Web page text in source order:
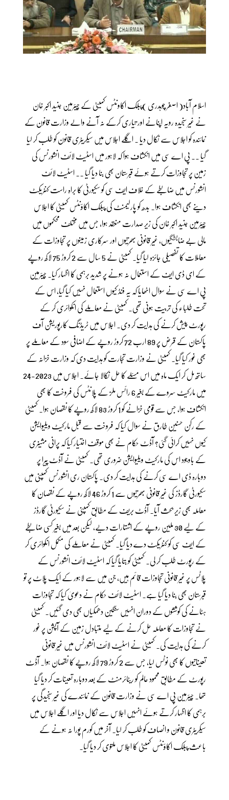
اسلام آباد( اصغر چوہدری )پبلک اکاونٹس کمیٹی کے چیئرمین جنید اکبر خان
نے غیر سنجیدہ رویہ اپنانے اور تیاری کرکے نہ آنے والے وزارت قانون کے
نمائندہ کو اجلاس سے نکال دیا ۔ اگلے اجلاس میں سیکریٹری قانون کو طلب کر لیا
گیا ۔۔ پی اے سی میں انکشاف ہوا کہ لاہور میں اسٹیٹ لائف انشورنس کی
زمین پر تجاوزات کرتے ہوئے قبرستان بھی بنا دیا گیا ۔۔ اسٹیٹ لائف
انشورنس میں ضابطے کے خلاف ایف سی کو سکیورٹی کا براہ راست کنٹریکٹ
دینے بھی انکشاف ہوا۔ بدھ کو پارلیمنٹ کی پبلک اکاؤنٹس کمیٹی کا اجلاس
چیئرمین جنید اکبر خان کی زیر صدارت منعقد ہوا، جس میں مختلف محکموں میں
مالی بے ضابطگیوں، غیر قانونی بھرتیوں اور سرکاری زمینوں پر تجاوزات کے
معاملات کا تفصیلی جائزہ لیا گیا۔ کمیٹی نے 5 سال سے 2 کروڑ 75 لاکھ روپے
کے ای ڈی ایف کے استعمال نہ ہونے پر شدید برہمی کا اظہار کیا۔ چیئرمین
پی اے سی نے سوال اٹھایا کہ یہ فنڈ کیوں استعمال نہیں کیا گیا، اس کے
تحت طلباء کی تربیت ہونی تھی۔ کمیٹی نے معاملے کی انکوائری کر کے
رپورٹ پیش کرنے کی ہدایت کر دی۔ اجلاس میں ٹریڈنگ کارپوریشن آف
پاکستان کے قرض پر 89 ارب 72 کروڑ روپے کے اضافی سود کے معاملے پر
بھی غور کیا گیا۔ کمیٹی نے وزارت تجارت کو ہدایت دی کہ وزارت خزانہ کے
ساتھ مل کر ایک ماہ میں اس مسئلے کا حل نکالا جائے۔ اجلاس میں 2023-24
میں مارکیٹ سروے کے بغیر 6 رائس ملز کے پلانٹس کی فروخت کا بھی
انکشاف ہوا، جس سے قومی خزانے کو 1 کروڑ 83 لاکھ روپے کا نقصان ہوا۔ کمیٹی
کے رکن حسنین طارق نے سوال کیا کہ فروخت سے قبل مارکیٹ ویلیوایشن
کیوں نہیں کرائی گئی؟ آڈٹ حکام نے بھی موقف اختیار کیا کہ پرانی مشینری
کے باوجود اس کی مارکیٹ ویلیوایشن ضروری تھی۔ کمیٹی نے آڈٹ پیرا پر
دوبارہ ڈی اے سی کرنے کی ہدایت کر دی۔ پاکستان ری انشورنس کمپنی میں
سکیورٹی گارڈز کی غیر قانونی بھرتیوں سے 1 کروڑ 46 لاکھ روپے کے نقصان کا
معاملہ بھی زیر بحث آیا۔ آڈٹ بریف کے مطابق کمپنی نے سکیورٹی گارڈز
کے لیے 30 ملین روپے کے اشتہارات دیے، لیکن بعد میں بغیر کسی ضابطے
کے ایف سی کو کنٹریکٹ دے دیا گیا۔ کمیٹی نے معاملے کی مکمل انکوائری کر
کے رپورٹ طلب کر لی۔ کمیٹی کو بتایا گیا کہ اسٹیٹ لائف انشورنس کے
پلاٹس پر غیر قانونی تجاوزات قائم ہیں، جن میں سے لاہور کے ایک پلاٹ پر تو
قبرستان بھی بنا دیا گیا ہے۔ اسٹیٹ لائف حکام نے دعویٰ کیا کہ تجاوزات
ہٹانے کی کوششوں کے دوران انہیں سنگین دھمکیاں بھی دی گئیں۔ کمیٹی
نے تجاوزات کا معاملہ حل کرنے کے لیے متبادل زمین کے آپشن پر غور
کرنے کی ہدایت کی۔ کمیٹی نے اسٹیٹ لائف انشورنس میں غیر قانونی
تعیناتیوں کا بھی نوٹس لیا، جس سے 2 کروڑ 79 لاکھ روپے کا نقصان ہوا۔ آڈٹ
رپورٹ کے مطابق محمود عالم کو ریٹائرمنٹ کے بعد دوبارہ تعینات کر دیا گیا
تھا۔ چیئرمین پی اے سی نے وزارت قانون کے نمائندے کی غیر سنجیدگی پر
برہمی کا اظہار کرتے ہوئے انہیں اجلاس سے نکال دیا اور اگلے اجلاس میں
سیکریٹری قانون و انصاف کو طلب کر لیا۔ آخر میں کورم پورا نہ ہونے کے
باعث پبلک اکاؤنٹس کمیٹی کا اجلاس ملتوی کر دیا گیا۔